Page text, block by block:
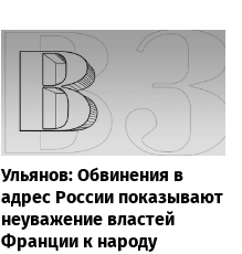
Ульянов: Обвинения в
адрес России показывают
неуважение властей
Франции к народу